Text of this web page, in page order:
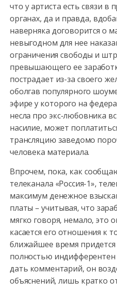
что у артиста есть связи в
органах, да и правда,
наверняка договорится о
невыгодном для нее
ограничения свободы и
превышающего ее
пострадает из-за своего
оболгав популярного
эфире у которого на
несла про экс-любовника
насилие, может
трансляцию заведомо
человека материала.
Впрочем, пока, как
телеканала «Россия-1»,
максимум денежное
платы – учитывая, что
мягко говоря, немало, это
касается его отношения к
ближайшее время
полностью индифферентен
дать комментарий, он
объяснений, лишь кратко